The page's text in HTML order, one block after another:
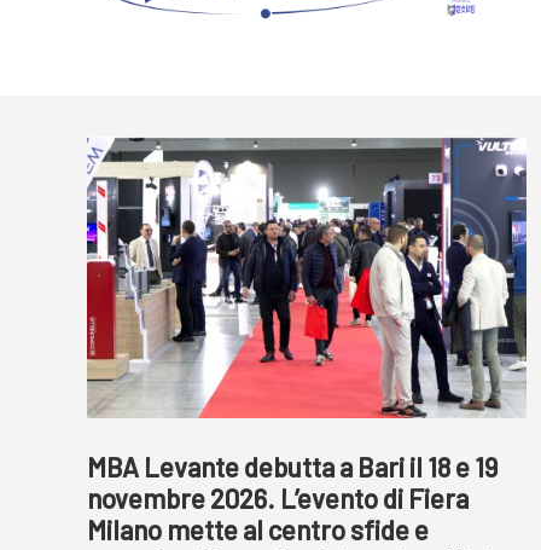
MBA Levante debutta a Bari il 18 e 19
novembre 2026. L’evento di Fiera
Milano mette al centro sfide e